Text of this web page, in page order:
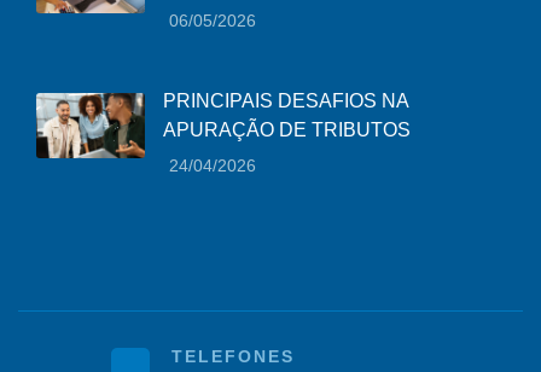
06/05/2026
PRINCIPAIS DESAFIOS NA
APURAÇÃO DE TRIBUTOS
24/04/2026
TELEFONES